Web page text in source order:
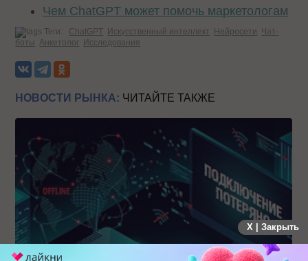
Чем ChatGPT может помочь маркетологам
Теги: ChatGPT Искусственный интеллект Нейросети Чат-
боты Анкетолог Исследования
НОВОСТИ РЫНКА: ЧИТАЙТЕ ТАКЖЕ
X | Закрыть